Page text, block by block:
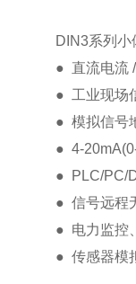
DIN3系列
● 直流电流
● 工业现场
● 模拟信号
● 4-
● PLC/PC/
● 信号远程
● 电力监控
● 传感器模